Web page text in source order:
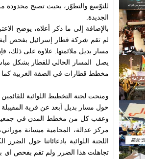
للتوّسع والتطوّر، بحيث تصبح محدودة
الجديدة.
بالإضافة إلى ما ذكر أعلاه، يوضح
لم تقم شركة قطار إسرائيل بفحص
مسار بديل ملائمتها. علاوة على ذلك،
يصل المسار الحالي للقطار بشكل
مخطط قطارات في الضفة الغربية كما
حول مسار بديل أبعد عن قرية المقيبلة وأعطت
وعقب كل من مخطط المدن في جمعية
مركز عدالة، المحامية ميسانة
اللجنة اللوائية بادعائاتنا حول
تجاهلت هذا الضرر ولم تقم بفحص اي